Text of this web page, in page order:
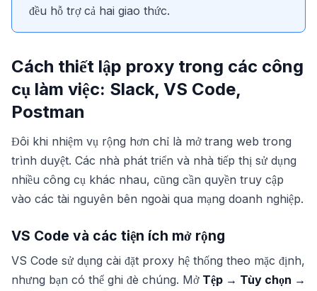
đều hỗ trợ cả hai giao thức.
Cách thiết lập proxy trong các công
cụ làm việc: Slack, VS Code,
Postman
Đôi khi nhiệm vụ rộng hơn chỉ là mở trang web trong
trình duyệt. Các nhà phát triển và nhà tiếp thị sử dụng
nhiều công cụ khác nhau, cũng cần quyền truy cập
vào các tài nguyên bên ngoài qua mạng doanh nghiệp.
VS Code và các tiện ích mở rộng
VS Code sử dụng cài đặt proxy hệ thống theo mặc định,
nhưng bạn có thể ghi đè chúng. Mở Tệp → Tùy chọn →